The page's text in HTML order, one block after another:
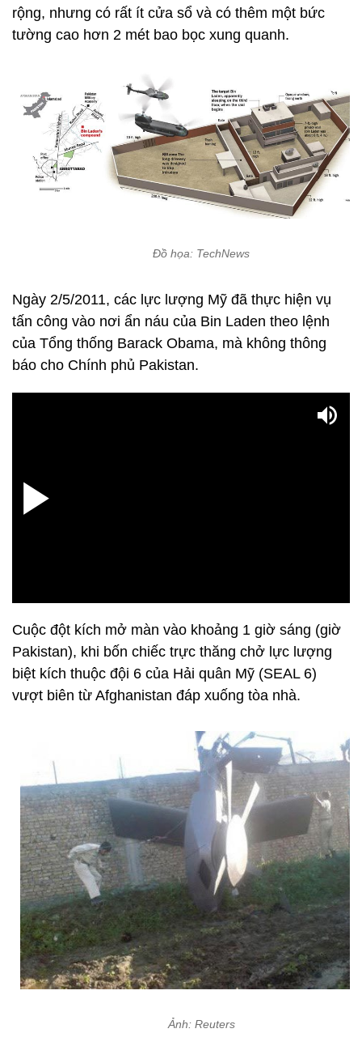
rộng, nhưng có rất ít cửa sổ và có thêm một bức
tường cao hơn 2 mét bao bọc xung quanh.
Đồ họa: TechNews
Ngày 2/5/2011, các lực lượng Mỹ đã thực hiện vụ
tấn công vào nơi ẩn náu của Bin Laden theo lệnh
của Tổng thống Barack Obama, mà không thông
báo cho Chính phủ Pakistan.
Cuộc đột kích mở màn vào khoảng 1 giờ sáng (giờ
Pakistan), khi bốn chiếc trực thăng chở lực lượng
biệt kích thuộc đội 6 của Hải quân Mỹ (SEAL 6)
vượt biên từ Afghanistan đáp xuống tòa nhà.
Ảnh: Reuters